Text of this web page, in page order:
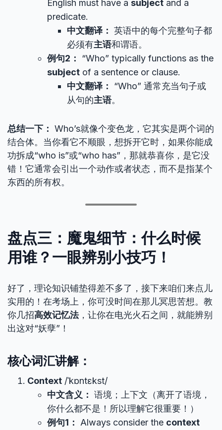
English must have a subject and a
predicate.
中文翻译： 英语中的每个完整句子都
必须有主语和谓语。
例句2：
“Who” typically functions as the
subject of a sentence or clause.
中文翻译：
“Who” 通常充当句子或
从句的主语。
总结一下： Who’s就像个变色龙，它其实是两个词的
结合体。当你看它不顺眼，想拆开它时，如果你能成
功拆成“who is”或“who has”，那就恭喜你，是它没
错！它通常会引出一个动作或者状态，而不是指某个
东西的所有权。
盘点三：魔鬼细节：什么时候
用谁？一眼辨别小技巧！
好了，理论知识铺垫得差不多了，接下来咱们来点儿
实用的！在考场上，你可没时间在那儿冥思苦想。教
你几招高效记忆法，让你在电光火石之间，就能辨别
出这对“妖孽”！
核心词汇讲解：
Context /ˈkɒntɛkst/
中文含义： 语境；上下文（离开了语境，
你什么都不是！所以理解它很重要！）
例句1：
Always consider the context